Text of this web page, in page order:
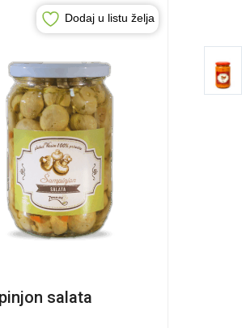
Dodaj u listu želja
salata